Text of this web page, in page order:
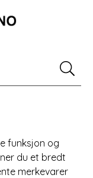
funksjon og
du et bredt
merkevarer